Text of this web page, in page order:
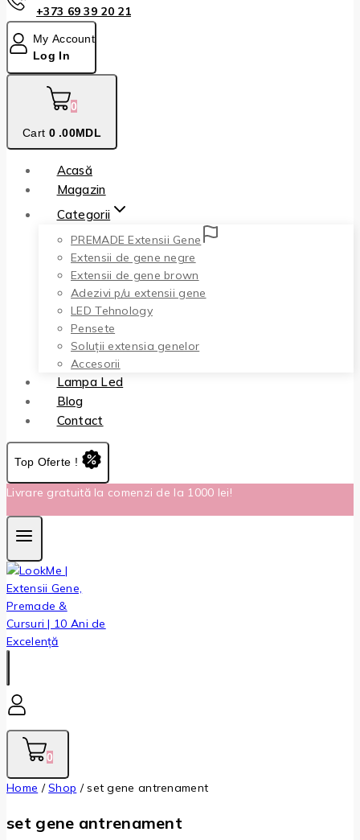
+373 69 39 20 21
My Account
Log In
0
Cart 0 .00MDL
Acasă
Magazin
Categorii
PREMADE Extensii Gene
Extensii de gene negre
Extensii de gene brown
Adezivi p/u extensii gene
LED Tehnology
Pensete
Soluții extensia genelor
Accesorii
Lampa Led
Blog
Contact
Top Oferte !
Livrare gratuită la comenzi de la 1000 lei!
0
Home / Shop / set gene antrenament
set gene antrenament